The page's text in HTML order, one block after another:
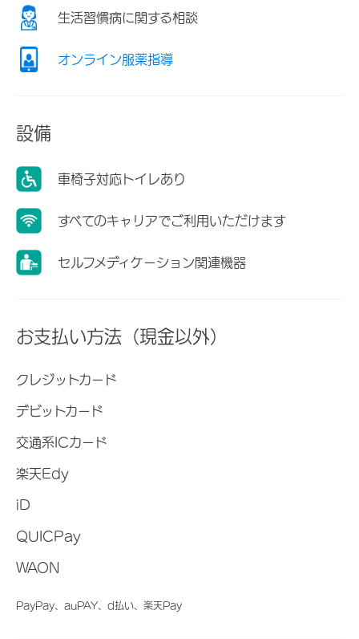
生活習慣病に関する相談
オンライン服薬指導
設備
車椅子対応トイレあり
すべてのキャリアでご利用いただけます
セルフメディケーション関連機器
お支払い方法（現金以外）
クレジットカード
デビットカード
交通系ICカード
楽天Edy
iD
QUICPay
WAON
PayPay、auPAY、d払い、楽天Pay